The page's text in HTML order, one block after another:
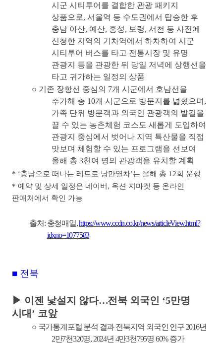
시군 시티투어를 결합한 관광 패키지
상품으로, 서울역 등 수도권에서 탑승한 후
충남 아산, 예산, 홍성, 보령, 서천 등 사전에
신청한 지역의 기차역에서 하차하여 시군
시티투어 버스를 타고 전통시장 및 유명
관광지 등을 관광한 뒤 당일 저녁에 상행선을
타고 귀가하는 일정의 상품
○ 기존 장항선 중심의 7개 시군에서 호남선을
추가해 총 10개 시군으로 방문지를 넓혔으며 ,
가족 단위 방문객과 외국인 관광객의 발길을
끌 수 있는 농촌체험 코스도 새롭게 도입하여
관광지 중심에서 벗어나 지역 특산물을 직접
맛보며 체험할 수 있는 프로그램을 선보여
올해 총 3천여 명의 관광객을 유치할 계획
* ‘충남으로 떠나는 레트로 낭만열차’는 올해 총 12회 운행
* 예약 및 상세 일정은 네이버 , 옥션 지마켓 등 온라인
판매처에서 확인 가능
출처: 충청매일,https://www.ccdn.co.kr/news/articleView.html?
idxno=1077583
■ 전북
▶ 이젠 낯설지 않다…전북 외국인 ‘5만명
시대 ’ 코앞
○ 국가통계포털 분석 결과 전북지역 외국인 인구 2016년
2만7천320명, 2024년 4만3천795명 60%증가